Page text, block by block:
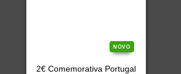
NOVO
2€ Comemorativa Portugal